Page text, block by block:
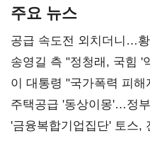
주요 뉴스
공급 속도전 외치더니…
리모델링' 제안
송영길 측 "정청래, 국힘
총선 지휘 못해"
이 대통령 "국가폭력 피
진실 밝혀야"
주택공급 '동상이몽'…정
'금융복합기업집단' 토스,